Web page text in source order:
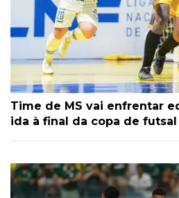
Time de MS vai enfrentar
ida à final da copa de futsal